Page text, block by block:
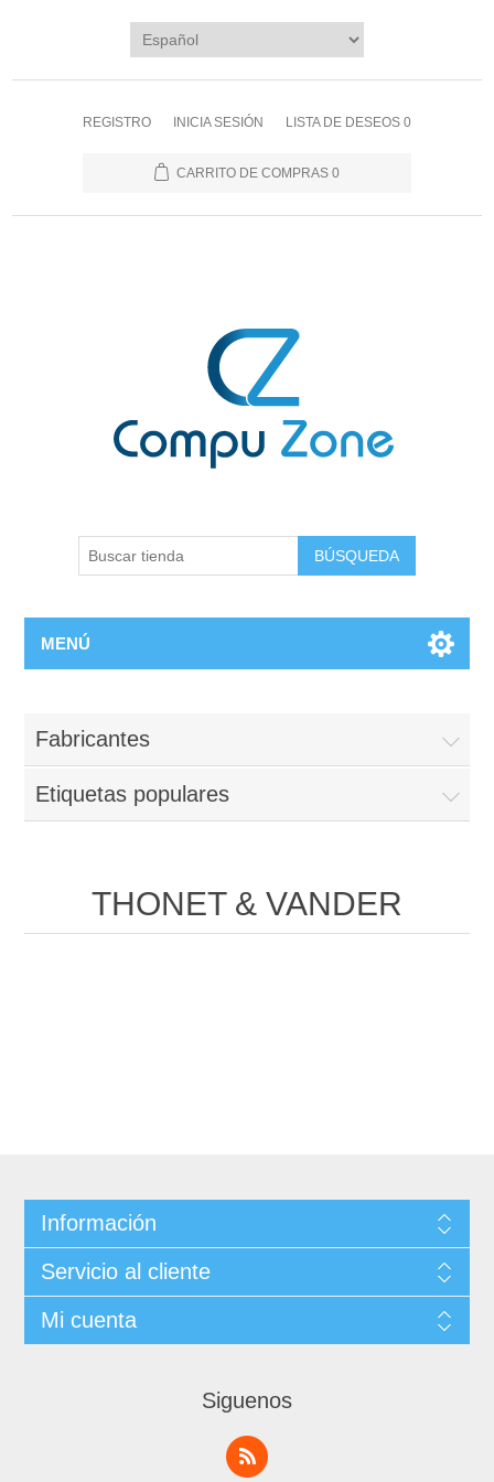
REGISTRO INICIA SESIÓN LISTA DE DESEOS 0
CARRITO DE COMPRAS 0
BÚSQUEDA
MENÚ
Fabricantes
Etiquetas populares
THONET & VANDER
Información
Servicio al cliente
Mi cuenta
Siguenos